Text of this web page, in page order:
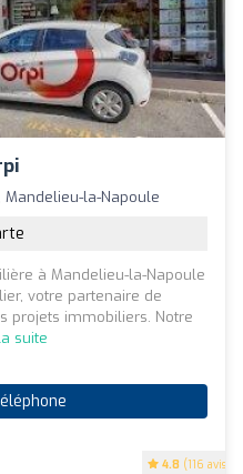
4.8 (116 avis)
Mandelieu-la-Napoule
à Mandelieu-la-Napoule
votre partenaire de
projets immobiliers. Notre
suite